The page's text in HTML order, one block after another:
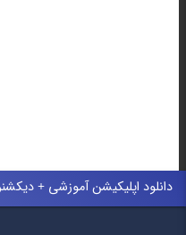
دانلود اپلیکیشن آموزشی +